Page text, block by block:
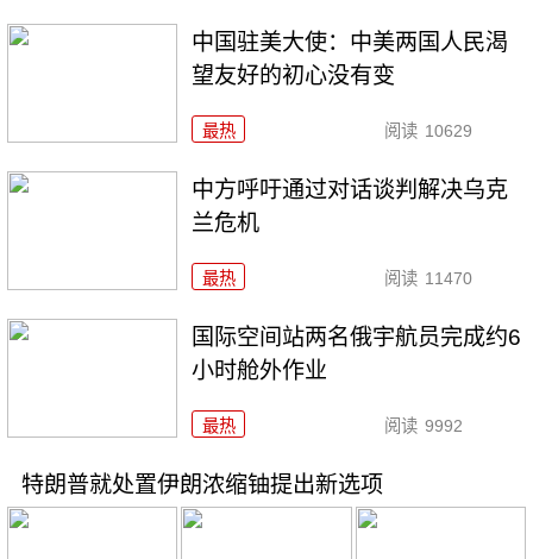
中国驻美大使：中美两国人民渴
望友好的初心没有变
最热 阅读 10629
中方呼吁通过对话谈判解决乌克
兰危机
最热 阅读 11470
国际空间站两名俄宇航员完成约6
小时舱外作业
最热 阅读 9992
特朗普就处置伊朗浓缩铀提出新选项